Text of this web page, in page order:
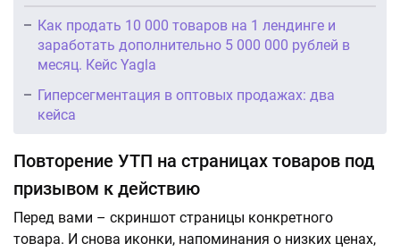
Как продать 10 000 товаров на 1 лендинге и
заработать дополнительно 5 000 000 рублей в
месяц. Кейс Yagla
Гиперсегментация в оптовых продажах: два
кейса
Повторение УТП на страницах товаров под
призывом к действию
Перед вами – скриншот страницы конкретного
товара. И снова иконки, напоминания о низких ценах,